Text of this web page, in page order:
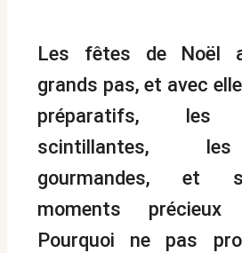
Les fêtes de Noël
grands pas, et avec
préparatifs, les
scintillantes,
gourmandes, et
moments
Pourquoi ne pas